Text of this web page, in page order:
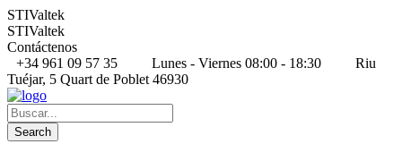
STIValtek
STIValtek
Contáctenos
+34 961 09 57 35
Lunes - Viernes 08:00 - 18:30
Riu
Tuéjar, 5 Quart de Poblet 46930